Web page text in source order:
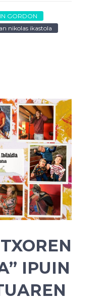
GORDON
nikolas ikastola
IPUIN